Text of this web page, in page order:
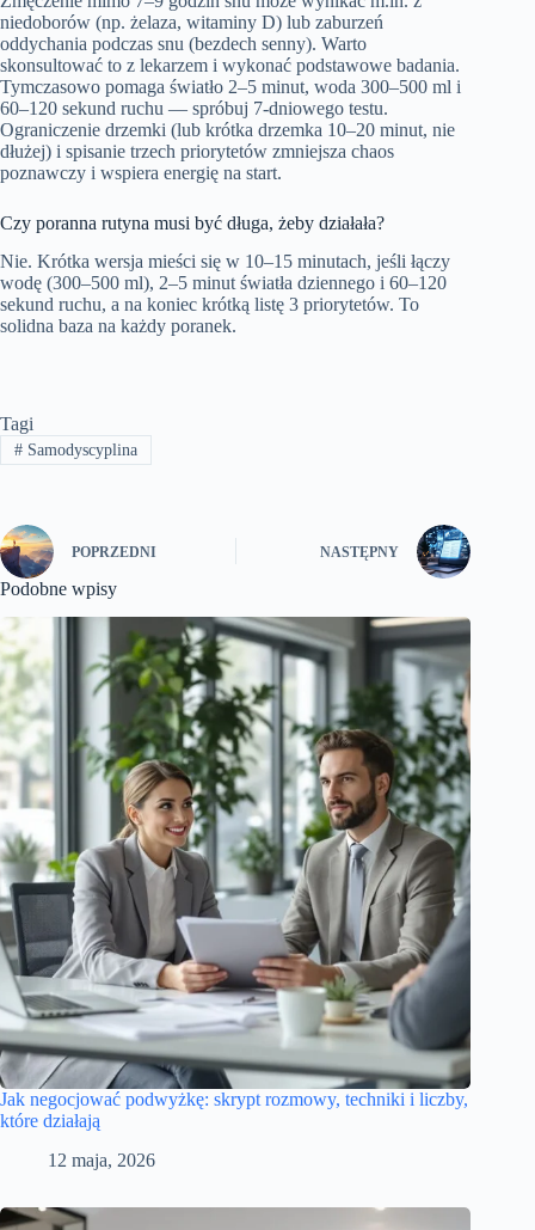
niedoborów (np. żelaza, witaminy D) lub zaburzeń
oddychania podczas snu (bezdech senny). Warto
skonsultować to z lekarzem i wykonać podstawowe badania.
Tymczasowo pomaga światło 2–5 minut, woda 300–500 ml i
60–120 sekund ruchu — spróbuj 7-dniowego testu.
Ograniczenie drzemki (lub krótka drzemka 10–20 minut, nie
dłużej) i spisanie trzech priorytetów zmniejsza chaos
poznawczy i wspiera energię na start.
Czy poranna rutyna musi być długa, żeby działała?
Nie. Krótka wersja mieści się w 10–15 minutach, jeśli łączy
wodę (300–500 ml), 2–5 minut światła dziennego i 60–120
sekund ruchu, a na koniec krótką listę 3 priorytetów. To
solidna baza na każdy poranek.
Tagi
#Samodyscyplina
POPRZEDNI NASTĘPNY
Podobne wpisy
Jak negocjować podwyżkę: skrypt rozmowy, techniki i liczby,
które działają
12 maja, 2026